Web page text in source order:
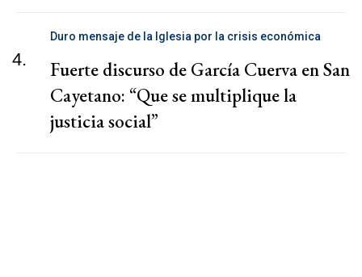
4.
Duro mensaje de la Iglesia por la crisis económica
Fuerte discurso de García Cuerva en San
Cayetano: “Que se multiplique la
justicia social”